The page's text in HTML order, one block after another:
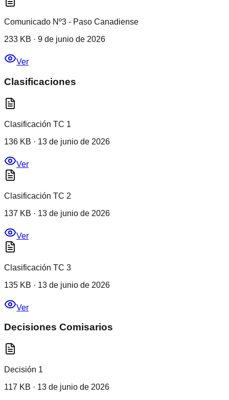
Comunicado Nº3 - Paso Canadiense
233 KB · 9 de junio de 2026
Ver
Clasificaciones
Clasificación TC 1
136 KB · 13 de junio de 2026
Ver
Clasificación TC 2
137 KB · 13 de junio de 2026
Ver
Clasificación TC 3
135 KB · 13 de junio de 2026
Ver
Decisiones Comisarios
Decisión 1
117 KB · 13 de junio de 2026